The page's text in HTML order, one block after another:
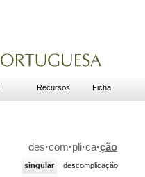
Recursos Ficha
des·com·pli·ca·ção
singular
descomplicação